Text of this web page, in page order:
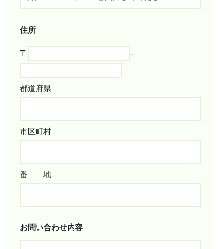
住所
〒 ‐
都道府県
市区町村
番 地
お問い合わせ内容